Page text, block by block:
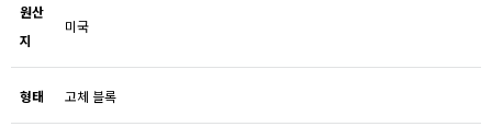
원산
지
미국
형태 고체 블록